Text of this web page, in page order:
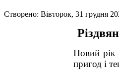
Створено: Вівторок, 31 грудня
Новий рік
пригод і